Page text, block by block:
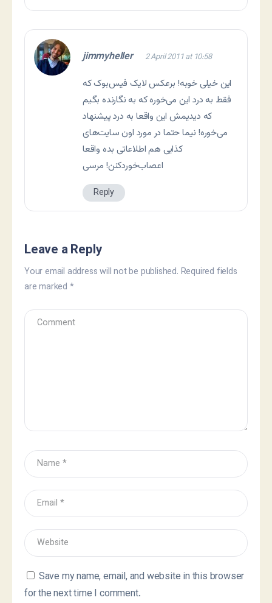
jimmyheller 2 April 2011 at 10:58
این خیلی خوبه! برعکس لایک فیس‌بوک که
فقط به درد این می‌خوره که به نگارنده بگیم
که دیدیمش این واقعا به درد پیشنهاد
می‌خوره! نیما حتما در مورد اون سایت‌های
کذایی هم اطلاعاتی بده واقعا
اعصاب‌خوردکنن! مرسی
Reply
Leave a Reply
Your email address will not be published. Required fields
are marked *
Save my name, email, and website in this browser
for the next time I comment.